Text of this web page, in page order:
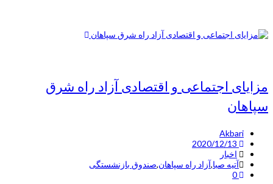
مزایای اجتماعی و اقتصادی آزاد راه شرق
سپاهان
Akbari
اخبار
آتیه صبا,آزاد راه سپاهان,صندوق بازنشستگی